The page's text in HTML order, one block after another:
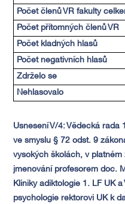
Počet členů VR fakulty
Počet přítomných členů VR
Počet kladných hlasů
Počet negativních hlasů
Zdrželo se
Nehlasovalo
Usnesení V/4:Vědecká rada
ve smyslu § 72odst. 9
vysokých školách, v
jmenování profesoremdoc.
Kliniky adiktologie 1. LF UK
psychologie rektorovi UK k